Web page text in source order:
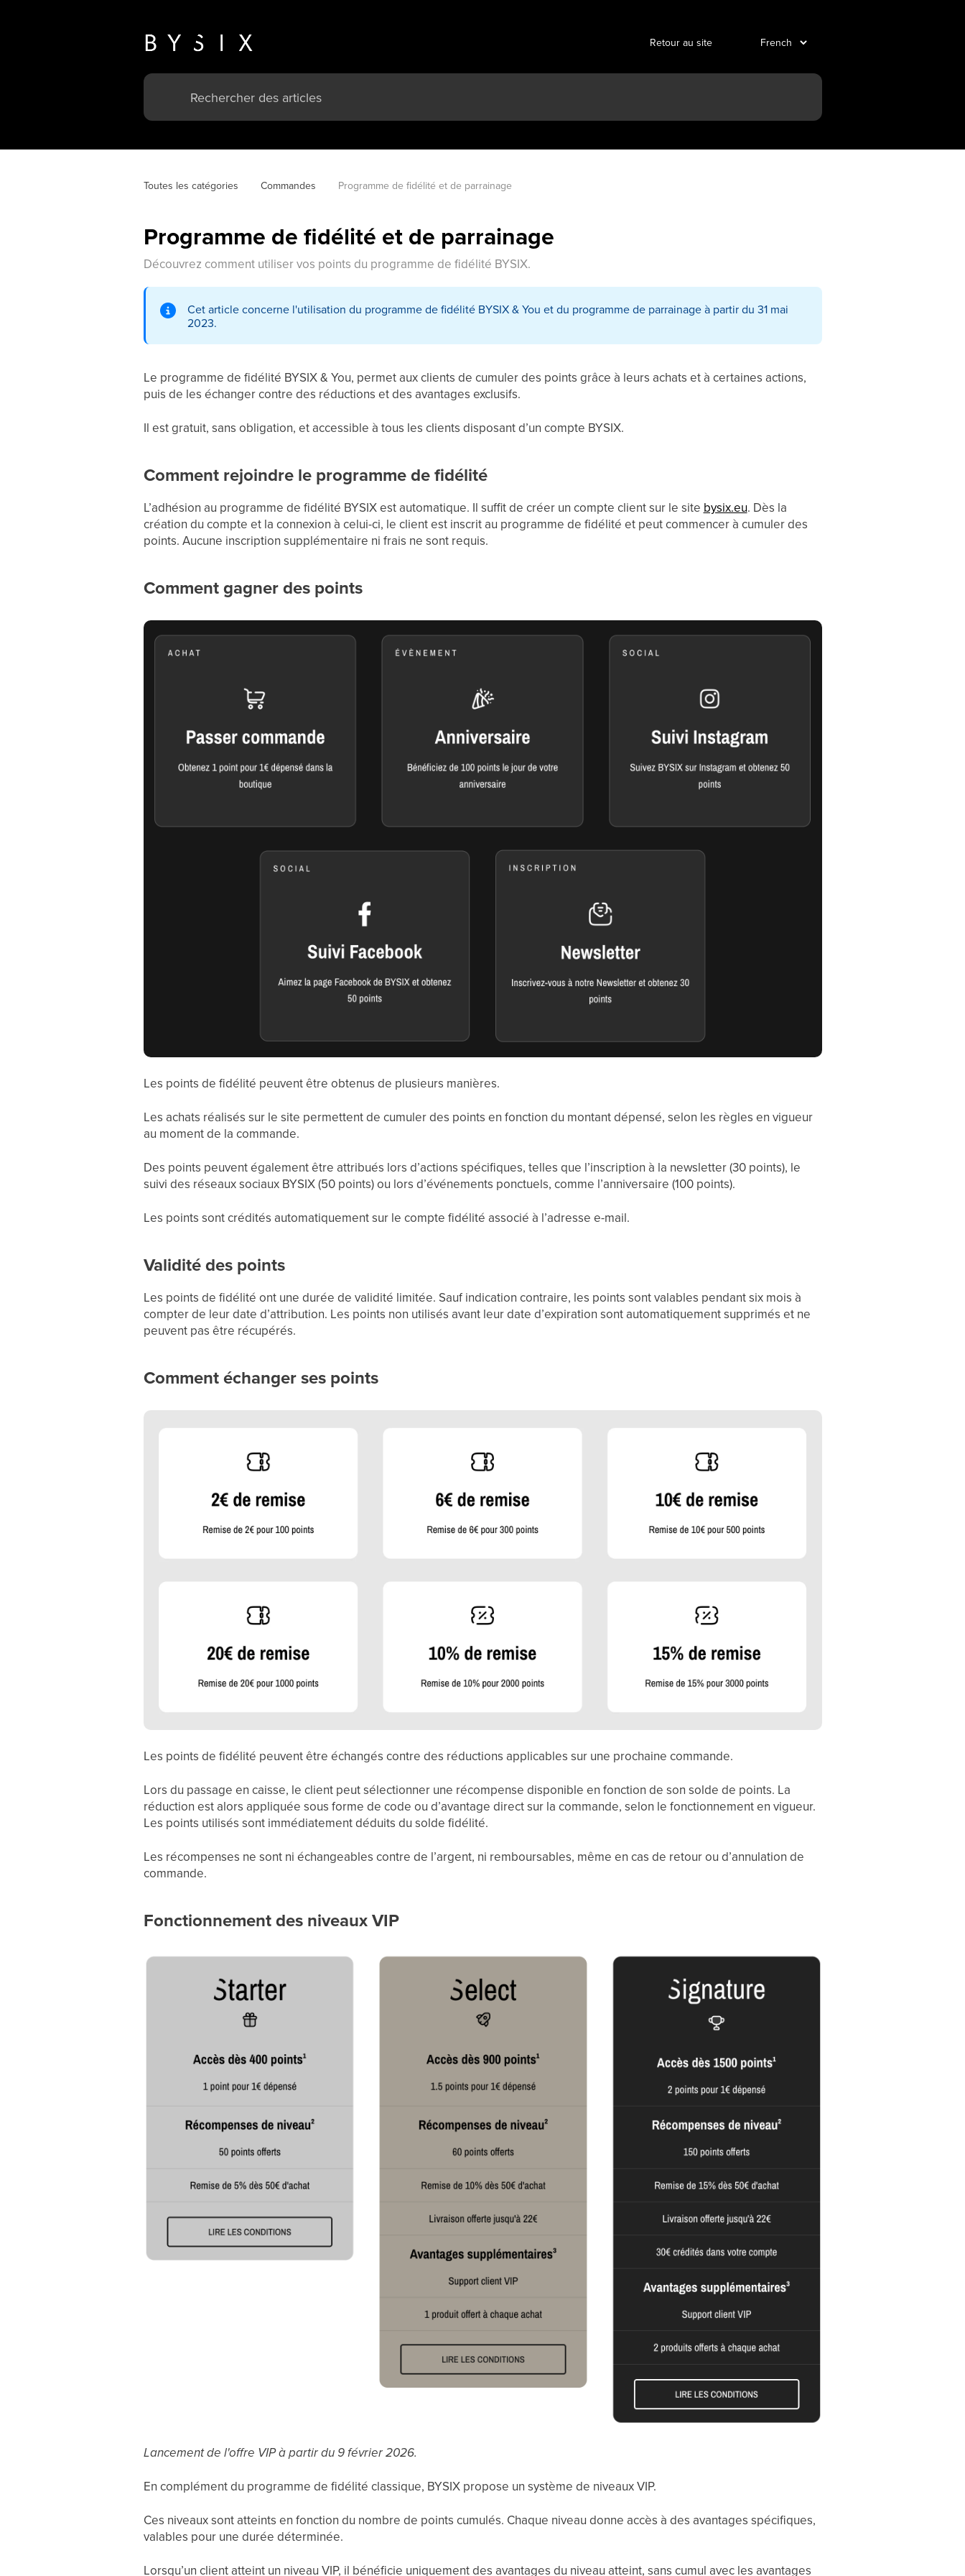
Retour au site
Toutes les catégories Commandes Programme de fidélité et de parrainage
Programme de fidélité et de parrainage
Découvrez comment utiliser vos points du programme de fidélité BYSIX.
Cet article concerne l'utilisation du programme de fidélité BYSIX & You et du programme de parrainage à partir du 31 mai
2023.
Le programme de fidélité BYSIX & You, permet aux clients de cumuler des points grâce à leurs achats et à certaines actions,
puis de les échanger contre des réductions et des avantages exclusifs.
Il est gratuit, sans obligation, et accessible à tous les clients disposant d’un compte BYSIX.
Comment rejoindre le programme de fidélité
L’adhésion au programme de fidélité BYSIX est automatique. Il suffit de créer un compte client sur le site bysix.eu. Dès la
création du compte et la connexion à celui-ci, le client est inscrit au programme de fidélité et peut commencer à cumuler des
points. Aucune inscription supplémentaire ni frais ne sont requis.
Comment gagner des points
Les points de fidélité peuvent être obtenus de plusieurs manières.
Les achats réalisés sur le site permettent de cumuler des points en fonction du montant dépensé, selon les règles en vigueur
au moment de la commande.
Des points peuvent également être attribués lors d’actions spécifiques, telles que l’inscription à la newsletter (30 points), le
suivi des réseaux sociaux BYSIX (50 points) ou lors d’événements ponctuels, comme l’anniversaire (100 points).
Les points sont crédités automatiquement sur le compte fidélité associé à l’adresse e-mail.
Validité des points
Les points de fidélité ont une durée de validité limitée. Sauf indication contraire, les points sont valables pendant six mois à
compter de leur date d’attribution. Les points non utilisés avant leur date d’expiration sont automatiquement supprimés et ne
peuvent pas être récupérés.
Comment échanger ses points
Les points de fidélité peuvent être échangés contre des réductions applicables sur une prochaine commande.
Lors du passage en caisse, le client peut sélectionner une récompense disponible en fonction de son solde de points. La
réduction est alors appliquée sous forme de code ou d’avantage direct sur la commande, selon le fonctionnement en vigueur.
Les points utilisés sont immédiatement déduits du solde fidélité.
Les récompenses ne sont ni échangeables contre de l’argent, ni remboursables, même en cas de retour ou d’annulation de
commande.
Fonctionnement des niveaux VIP
Lancement de l'offre VIP à partir du 9 février 2026.
En complément du programme de fidélité classique, BYSIX propose un système de niveaux VIP.
Ces niveaux sont atteints en fonction du nombre de points cumulés. Chaque niveau donne accès à des avantages spécifiques,
valables pour une durée déterminée.
Lorsqu’un client atteint un niveau VIP, il bénéficie uniquement des avantages du niveau atteint, sans cumul avec les avantages